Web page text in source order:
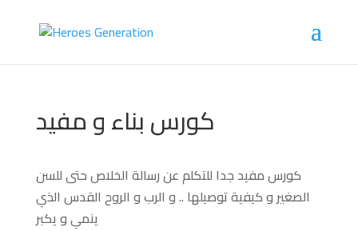
كورس بناء و مفيد
كورس مفيد جدا للتكلم عن رسالة الخلاص حتى للسن
الصغير و كيفية توصيلها .. و الرب و الروح القدس الذي
ينمي و يكبر